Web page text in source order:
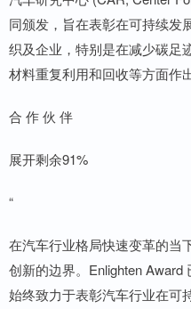
同颁发，旨在表彰在可持续发
织及企业，特别是在减少碳足
材料重复利用和回收等方面作
合 作 伙 伴
展开剩余91%
“
在汽车行业格局快速变革的当
创新的边界。Enlighten Award
始终致力于表彰汽车行业在可